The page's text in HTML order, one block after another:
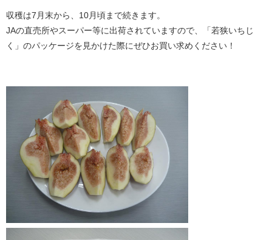
収穫は7月末から、10月頃まで続きます。
JAの直売所やスーパー等に出荷されていますので、「若狭いちじ
く」のパッケージを見かけた際にぜひお買い求めください！